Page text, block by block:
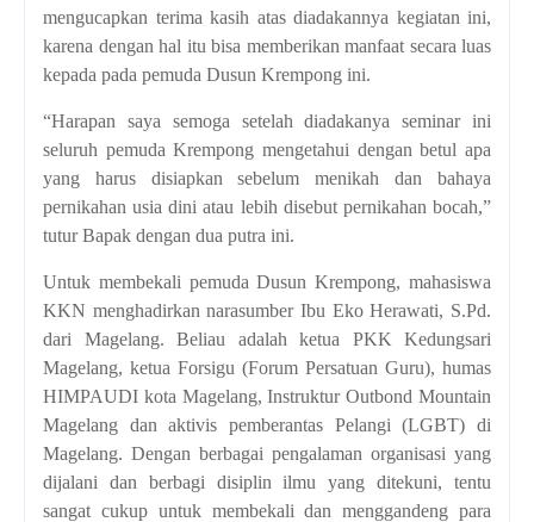
mengucapkan terima kasih atas diadakannya kegiatan ini,
karena dengan hal itu bisa memberikan manfaat secara luas
kepada pada pemuda Dusun Krempong ini.
“Harapan saya semoga setelah diadakanya seminar ini
seluruh pemuda Krempong mengetahui dengan betul apa
yang harus disiapkan sebelum menikah dan bahaya
pernikahan usia dini atau lebih disebut pernikahan bocah,”
tutur Bapak dengan dua putra ini.
Untuk membekali pemuda Dusun Krempong, mahasiswa
KKN menghadirkan narasumber Ibu Eko Herawati, S.Pd.
dari Magelang. Beliau adalah ketua PKK Kedungsari
Magelang, ketua Forsigu (Forum Persatuan Guru), humas
HIMPAUDI kota Magelang, Instruktur Outbond Mountain
Magelang dan aktivis pemberantas Pelangi (LGBT) di
Magelang. Dengan berbagai pengalaman organisasi yang
dijalani dan berbagi disiplin ilmu yang ditekuni, tentu
sangat cukup untuk membekali dan menggandeng para